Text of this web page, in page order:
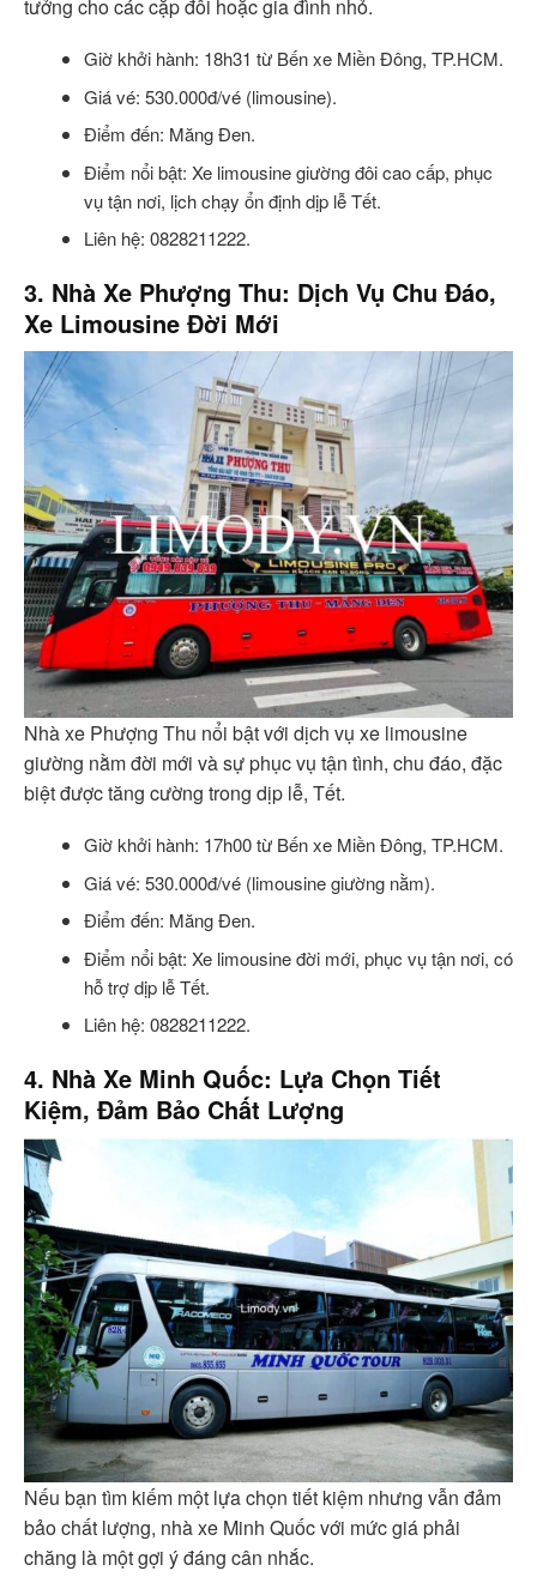
tưởng cho các cặp đôi hoặc gia đình nhỏ.
Giờ khởi hành: 18h31 từ Bến xe Miền Đông, TP.HCM.
Giá vé: 530.000đ/vé (limousine).
Điểm đến: Măng Đen.
Điểm nổi bật: Xe limousine giường đôi cao cấp, phục
vụ tận nơi, lịch chạy ổn định dịp lễ Tết.
Liên hệ: 0828211222.
3. Nhà Xe Phượng Thu: Dịch Vụ Chu Đáo,
Xe Limousine Đời Mới
Nhà xe Phượng Thu nổi bật với dịch vụ xe limousine
giường nằm đời mới và sự phục vụ tận tình, chu đáo, đặc
biệt được tăng cường trong dịp lễ, Tết.
Giờ khởi hành: 17h00 từ Bến xe Miền Đông, TP.HCM.
Giá vé: 530.000đ/vé (limousine giường nằm).
Điểm đến: Măng Đen.
Điểm nổi bật: Xe limousine đời mới, phục vụ tận nơi, có
hỗ trợ dịp lễ Tết.
Liên hệ: 0828211222.
4. Nhà Xe Minh Quốc: Lựa Chọn Tiết
Kiệm, Đảm Bảo Chất Lượng
Nếu bạn tìm kiếm một lựa chọn tiết kiệm nhưng vẫn đảm
bảo chất lượng, nhà xe Minh Quốc với mức giá phải
chăng là một gợi ý đáng cân nhắc.